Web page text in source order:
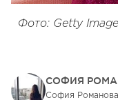
Фото: Getty
СОФИЯ
София Романова